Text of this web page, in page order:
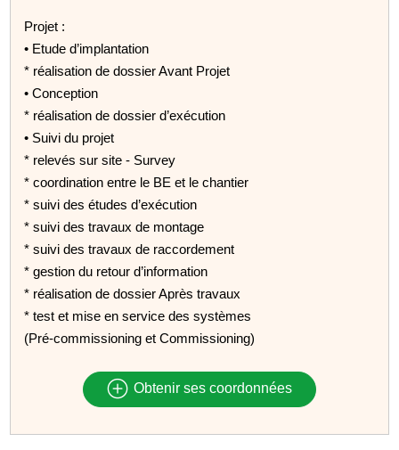
Projet :
• Etude d’implantation
* réalisation de dossier Avant Projet
• Conception
* réalisation de dossier d’exécution
• Suivi du projet
* relevés sur site - Survey
* coordination entre le BE et le chantier
* suivi des études d’exécution
* suivi des travaux de montage
* suivi des travaux de raccordement
* gestion du retour d’information
* réalisation de dossier Après travaux
* test et mise en service des systèmes
(Pré-commissioning et Commissioning)
Obtenir ses coordonnées